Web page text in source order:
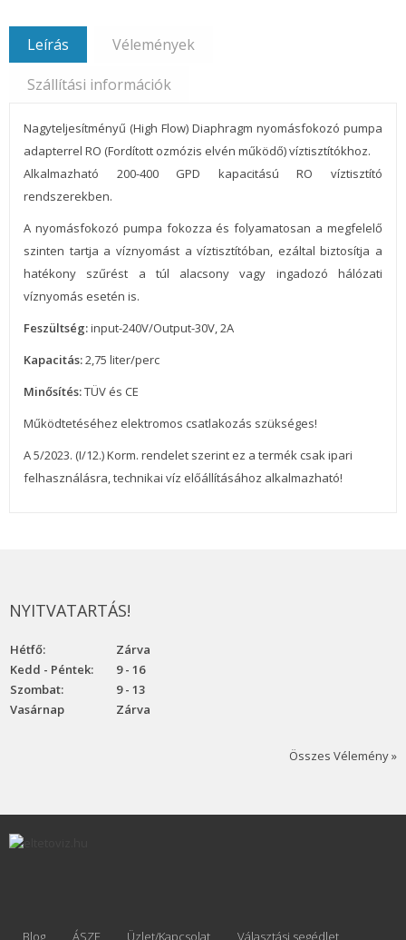
Leírás
Vélemények
Szállítási információk
Nagyteljesítményű (High Flow) Diaphragm nyomásfokozó pumpa
adapterrel RO (Fordított ozmózis elvén működő) víztisztítókhoz.
Alkalmazható 200-400 GPD kapacitású RO víztisztító
rendszerekben.
A nyomásfokozó pumpa fokozza és folyamatosan a megfelelő
szinten tartja a víznyomást a víztisztítóban, ezáltal biztosítja a
hatékony szűrést a túl alacsony vagy ingadozó hálózati
víznyomás esetén is.
Feszültség:input-240V/Output-30V, 2A
Kapacitás:2,75 liter/perc
Minősítés:TÜV és CE
Működtetéséhez elektromos csatlakozás szükséges!
A 5/2023. (I/12.) Korm. rendelet szerint ez a termék csak ipari
felhasználásra, technikai víz előállításához alkalmazható!
NYITVATARTÁS!
Hétfő:
Zárva
Kedd - Péntek:
9 - 16
Szombat:
9 - 13
Vasárnap
Zárva
Összes Vélemény »
Blog ÁSZF Üzlet/Kapcsolat Választási segédlet